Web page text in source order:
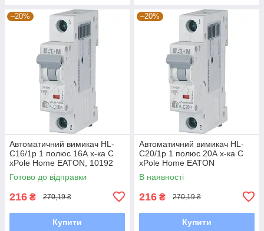
–20%
Автоматичний вимикач HL-
C16/1р 1 полюс 16А х-ка С
xPole Home EATON, 10192
Готово до відправки
216 ₴ 270,19 ₴
Купити
–20%
Автоматичний вимикач HL-
С20/1р 1 полюс 20А х-ка С
xPole Home EATON
В наявності
216 ₴ 270,19 ₴
Купити